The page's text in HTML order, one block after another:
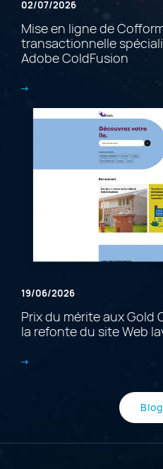
02/07/2026
Mise en ligne de
transactionnelle
Adobe ColdFusion
19/06/2026
Prix du mérite aux Gold
la refonte du site Web